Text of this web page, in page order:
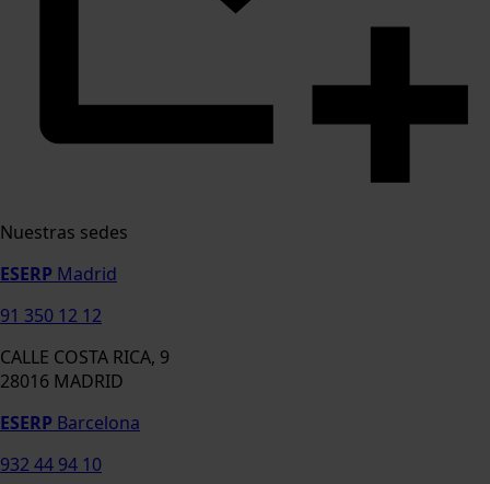
Nuestras sedes
ESERP Madrid
91 350 12 12
CALLE COSTA RICA, 9
28016 MADRID
ESERP Barcelona
932 44 94 10